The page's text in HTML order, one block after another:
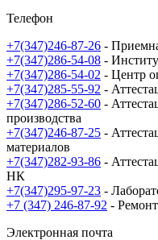
Телефон
+7(347)246-87-26 -
+7(347)286-54-08 -
+7(347)286-54-02 - Центр
+7(347)285-55-92 -
+7(347)286-52-60 -
производства
+7(347)246-87-25 -
материалов
+7(347)282-93-86 -
НК
+7(347)295-97-23 -
+7 (347) 246-87-92 -
Электронная почта